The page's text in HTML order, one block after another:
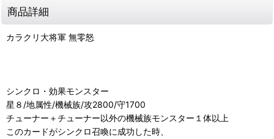
商品詳細
カラクリ大将軍 無零怒
シンクロ・効果モンスター
星８/地属性/機械族/攻2800/守1700
チューナー＋チューナー以外の機械族モンスター１体以上
このカードがシンクロ召喚に成功した時、